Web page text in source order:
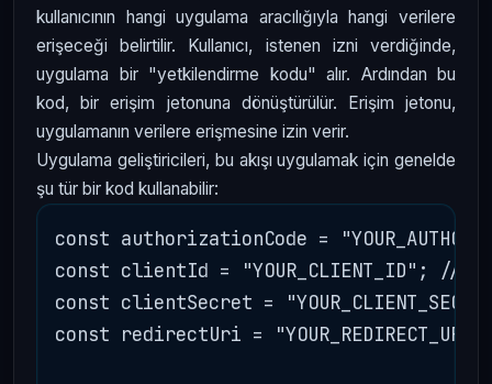
kullanıcının hangi uygulama aracılığıyla hangi verilere
erişeceği belirtilir. Kullanıcı, istenen izni verdiğinde,
uygulama bir "yetkilendirme kodu" alır. Ardından bu
kod, bir erişim jetonuna dönüştürülür. Erişim jetonu,
uygulamanın verilere erişmesine izin verir.
Uygulama geliştiricileri, bu akışı uygulamak için genelde
şu tür bir kod kullanabilir:
const authorizationCode =
const clientId = "YOUR_CLIENT_ID"; //
const clientSecret =
const redirectUri =